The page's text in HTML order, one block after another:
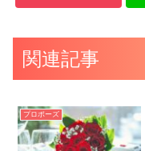
関連記事
プロポーズ